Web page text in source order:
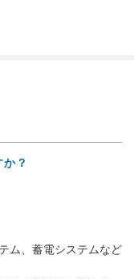
？
ム、蓄電システムなど